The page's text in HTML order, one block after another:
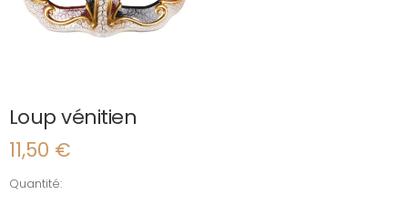
Loup vénitien
11,50 €
Quantité:
quantité